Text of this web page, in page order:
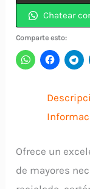
40mts
TRANSPARENTE
ANDINA
cantidad
Chatear
Comparte esto:
Ofrece un
de mayores